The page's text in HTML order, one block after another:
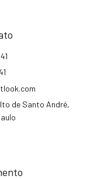
de Santo André,